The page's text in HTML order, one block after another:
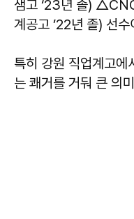
샘고 ‘23년 졸)
계공고 ’22년 졸) 선수
특히 강원 직업계고
는 쾌거를 거둬 큰 의